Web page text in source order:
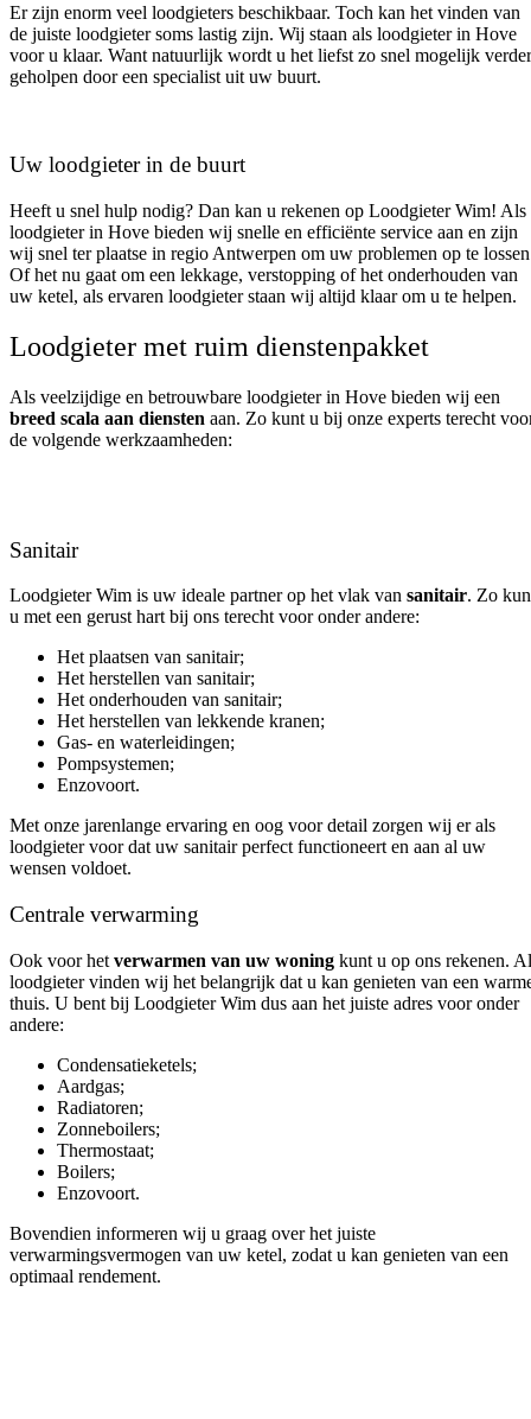
Er zijn enorm veel loodgieters beschikbaar. Toch kan het vinden van
de juiste loodgieter soms lastig zijn. Wij staan als loodgieter in Hove
voor u klaar. Want natuurlijk wordt u het liefst zo snel mogelijk verder
geholpen door een specialist uit uw buurt.
Uw loodgieter in de buurt
Heeft u snel hulp nodig? Dan kan u rekenen op Loodgieter Wim! Als
loodgieter in Hove bieden wij snelle en efficiënte service aan en zijn
wij snel ter plaatse in regio Antwerpen om uw problemen op te
Of het nu gaat om een lekkage, verstopping of het onderhouden van
uw ketel, als ervaren loodgieter staan wij altijd klaar om u te helpen.
Loodgieter met ruim dienstenpakket
Als veelzijdige en betrouwbare loodgieter in Hove bieden wij een
breed scala aan diensten aan. Zo kunt u bij onze experts terecht
de volgende werkzaamheden:
Sanitair
Loodgieter Wim is uw ideale partner op het vlak van sanitair. Zo
u met een gerust hart bij ons terecht voor onder andere:
Het plaatsen van sanitair;
Het herstellen van sanitair;
Het onderhouden van sanitair;
Het herstellen van lekkende kranen;
Gas- en waterleidingen;
Pompsystemen;
Enzovoort.
Met onze jarenlange ervaring en oog voor detail zorgen wij er als
loodgieter voor dat uw sanitair perfect functioneert en aan al uw
wensen voldoet.
Centrale verwarming
Ook voor het verwarmen van uw woning kunt u op ons rekenen.
loodgieter vinden wij het belangrijk dat u kan genieten van een
thuis. U bent bij Loodgieter Wim dus aan het juiste adres voor onder
andere:
Condensatieketels;
Aardgas;
Radiatoren;
Zonneboilers;
Thermostaat;
Boilers;
Enzovoort.
Bovendien informeren wij u graag over het juiste
verwarmingsvermogen van uw ketel, zodat u kan genieten van een
optimaal rendement.